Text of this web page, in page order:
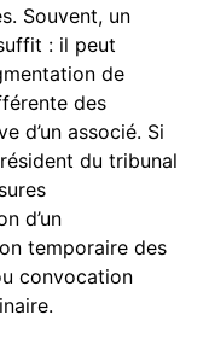
Souvent, un
: il peut
de
des
d’un associé. Si
du tribunal
d’un
temporaire des
convocation